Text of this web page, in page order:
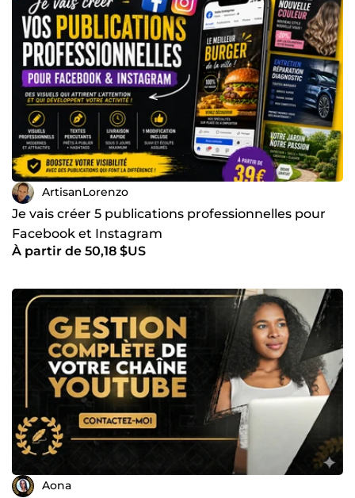
ArtisanLorenzo
Je vais créer 5 publications professionnelles pour
Facebook et Instagram
À partir de 50,18 $US
Aona